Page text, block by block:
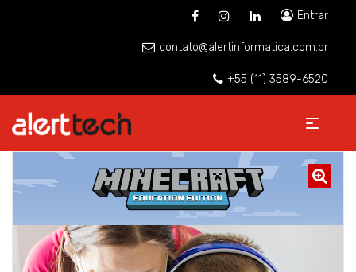
Entrar
contato@alertinformatica.com.br
+55 (11) 3589-6520